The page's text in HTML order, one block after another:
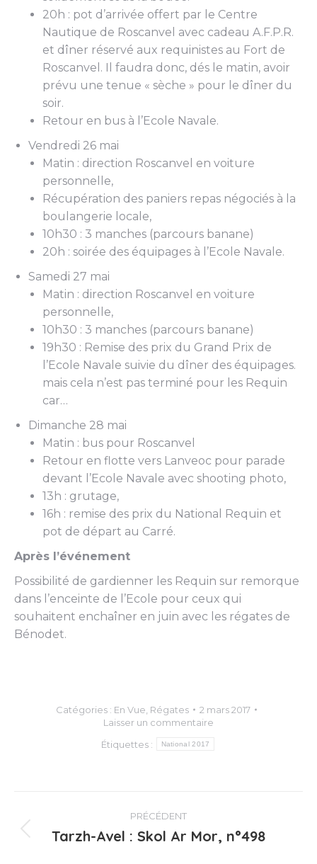
20h : pot d’arrivée offert par le Centre
Nautique de Roscanvel avec cadeau A.F.P.R.
et dîner réservé aux requinistes au Fort de
Roscanvel. Il faudra donc, dés le matin, avoir
prévu une tenue « sèche » pour le dîner du
soir.
Retour en bus à l’Ecole Navale.
Vendredi 26 mai
Matin : direction Roscanvel en voiture
personnelle,
Récupération des paniers repas négociés à la
boulangerie locale,
10h30 : 3 manches (parcours banane)
20h : soirée des équipages à l’Ecole Navale.
Samedi 27 mai
Matin : direction Roscanvel en voiture
personnelle,
10h30 : 3 manches (parcours banane)
19h30 : Remise des prix du Grand Prix de
l’Ecole Navale suivie du dîner des équipages.
mais cela n’est pas terminé pour les Requin
car…
Dimanche 28 mai
Matin : bus pour Roscanvel
Retour en flotte vers Lanveoc pour parade
devant l’Ecole Navale avec shooting photo,
13h : grutage,
16h : remise des prix du National Requin et
pot de départ au Carré.
Après l’événement
Possibilité de gardienner les Requin sur remorque
dans l’enceinte de l’Ecole pour ceux qui
souhaitent enchaîner en juin avec les régates de
Bénodet.
Catégories : En Vue Régates
2 mars 2017
Laisser un commentaire
Étiquettes :
National 2017
Navigation
article
PRÉCÉDENT
Article
Tarzh-Avel : Skol Ar Mor, n°498